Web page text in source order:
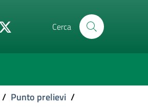
Cerca
/ Punto prelievi /